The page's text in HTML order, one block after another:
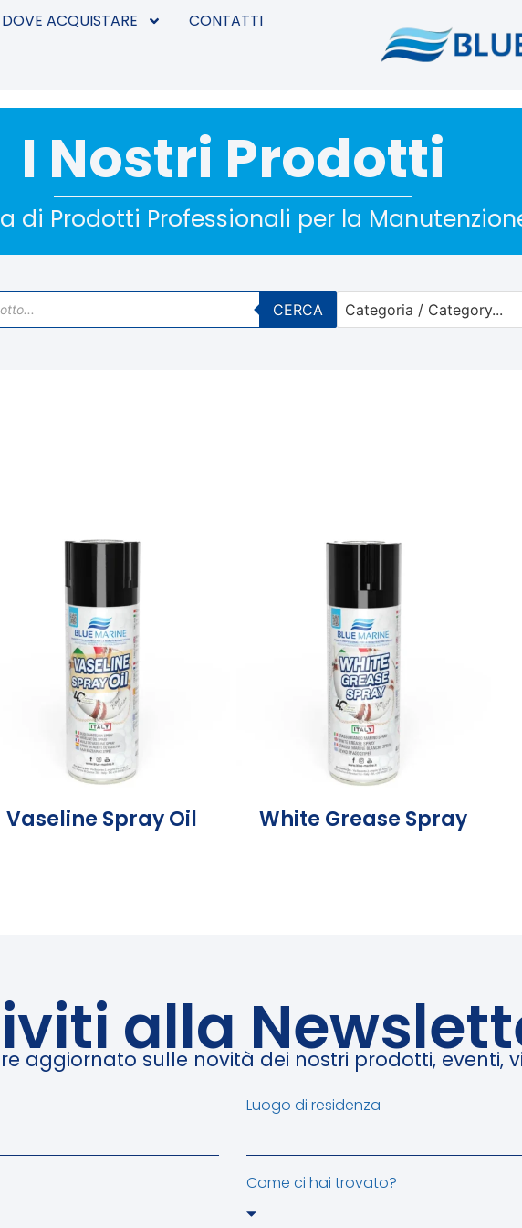
DOVE ACQUISTARE
CONTATTI
I Nostri Prodotti
di Prodotti Professionali per la
CERCA Categoria / Category...
Vaseline Spray Oil White Grease Spray
alla
aggiornato sulle novità dei nostri prodotti, eventi,
Luogo di residenza
Come ci hai trovato?